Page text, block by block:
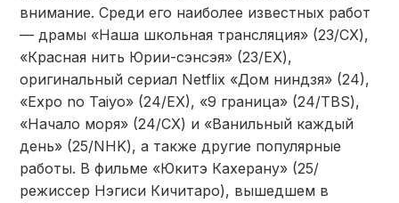
внимание. Среди его наиболее известных работ
— драмы «Наша школьная трансляция» (23/CX),
«Красная нить Юрии-сэнсэя» (23/EX),
оригинальный сериал Netflix «Дом ниндзя» (24),
«Expo no Taiyo» (24/EX), «9 граница» (24/TBS),
«Начало моря» (24/CX) и «Ванильный каждый
день» (25/NHK), а также другие популярные
работы. В фильме «Юкитэ Кахерану» (25/
режиссер Нэгиси Кичитаро), вышедшем в